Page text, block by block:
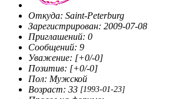
Откуда: Saint-Peterburg
Зарегистрирован: 2009-07-08
Приглашений: 0
Сообщений: 9
Уважение: [+0/-0]
Позитив: [+0/-0]
Пол: Мужской
Возраст: 33 [1993-01-23]